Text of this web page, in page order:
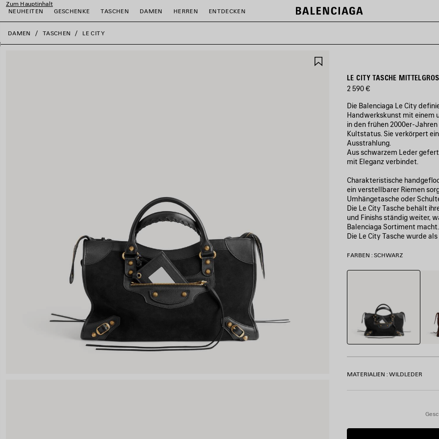
Zum Hauptinhalt
NEUHEITEN
GESCHENKE TASCHEN DAMEN HERREN ENTDECKEN
close the banner
DAMEN TASCHEN LE CITY
LE CITY TASCHE
2 590 €
Die Balenciaga Le City
Handwerkskunst mit einem
in den frühen 2000er-
Kultstatus. Sie verkörpert
Ausstrahlung.
Aus schwarzem Leder
mit Eleganz verbindet.
Charakteristische
ein verstellbarer Riemen
Umhängetasche oder
Die Le City Tasche behält
und Finishs ständig weiter,
Balenciaga Sortiment macht.
Die Le City Tasche wurde
FARBEN : SCHWARZ
Schwarz
MATERIALIEN : WILDLEDER